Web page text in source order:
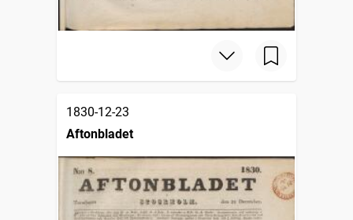
1830-12-23
Aftonbladet